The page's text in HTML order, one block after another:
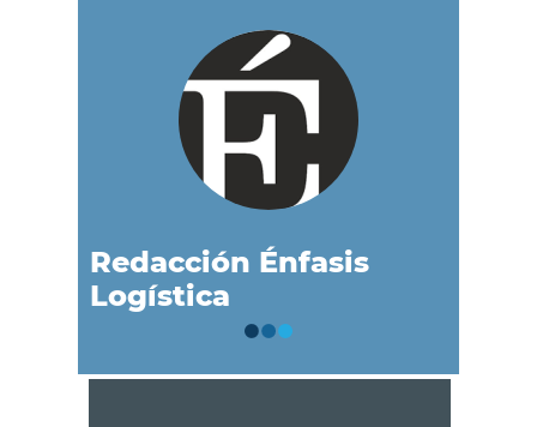
Redacción Énfasis
Logística